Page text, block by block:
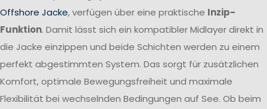
Offshore Jacke, verfügen über eine praktische Inzip-
Funktion. Damit lässt sich ein kompatibler Midlayer direkt in
die Jacke einzippen und beide Schichten werden zu einem
perfekt abgestimmten System. Das sorgt für zusätzlichen
Komfort, optimale Bewegungsfreiheit und maximale
Flexibilität bei wechselnden Bedingungen auf See. Ob beim